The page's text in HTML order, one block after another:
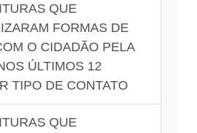
QUE
FORMAS DE
O CIDADÃO PELA
ÚLTIMOS 12
TIPO DE CONTATO
QUE